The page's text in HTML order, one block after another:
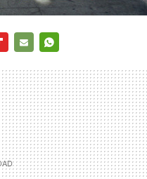
MAIL